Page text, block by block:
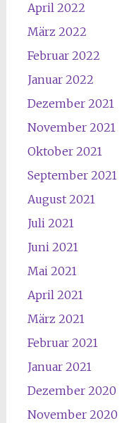
April 2022
März 2022
Februar 2022
Januar 2022
Dezember 2021
November 2021
Oktober 2021
September 2021
August 2021
Juli 2021
Juni 2021
Mai 2021
April 2021
März 2021
Februar 2021
Januar 2021
Dezember 2020
November 2020